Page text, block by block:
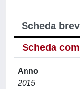
Scheda
Scheda
Anno
2015